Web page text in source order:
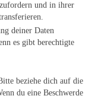
und in ihrer
deiner Daten
es gibt berechtigte
beziehe dich auf die
du eine Beschwerde